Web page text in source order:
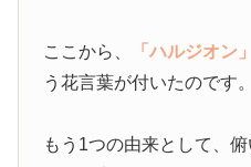
ここから、 「ハルジオン」
う花言葉が付いたのです。
もう1つの由来として、